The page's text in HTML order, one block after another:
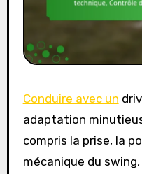
Conduire avec un
adaptation
compris la prise, la
mécanique du